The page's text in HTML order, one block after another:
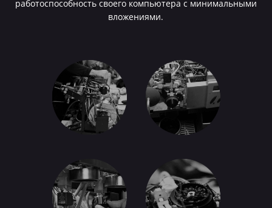
работоспособность своего компьютера с минимальными
вложениями.